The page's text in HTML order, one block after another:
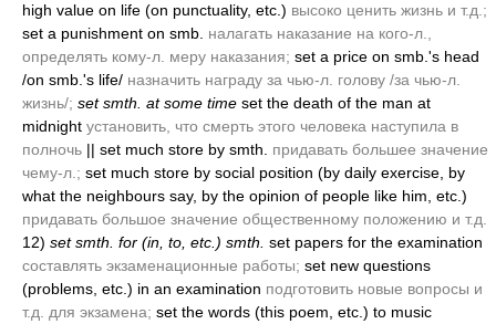
high value on life (on punctuality, etc.) высоко ценить жизнь и т.д.;
set a punishment on smb. налагать наказание на кого-л.,
определять кому-л. меру наказания; set a price on smb.'s head
/on smb.'s life/ назначить награду за чью-л. голову /за чью-л.
жизнь/; set smth. at some time set the death of the man at
midnight установить, что смерть этого человека наступила в
полночь || set much store by smth. придавать большее значение
чему-л.; set much store by social position (by daily exercise, by
what the neighbours say, by the opinion of people like him, etc.)
придавать большое значение общественному положению и т.д.
12) set smth. for (in, to, etc.) smth. set papers for the examination
составлять экзаменационные работы; set new questions
(problems, etc.) in an examination подготовить новые вопросы и
т.д. для экзамена; set the words (this poem, etc.) to music